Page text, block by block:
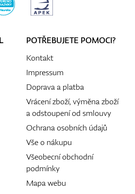
POTŘEBUJETE POMOCI?
Kontakt
Impressum
Doprava a platba
Vrácení zboží, výměna zboží
a odstoupení od smlouvy
Ochrana osobních údajů
Vše o nákupu
Všeobecní obchodní
podmínky
Mapa webu